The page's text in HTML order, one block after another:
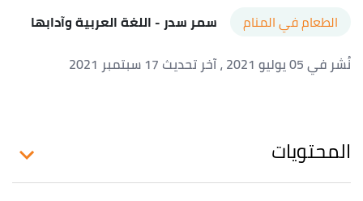
الطعام في المنام سمر سدر- اللغة العربية وآدابها
نُشر في 05 يوليو 2021
، آخر تحديث 17 سبتمبر 2021
المحتويات